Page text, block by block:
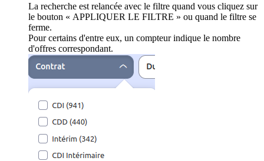
La recherche est relancée avec le filtre quand vous cliquez sur
le bouton « APPLIQUER LE FILTRE » ou quand le filtre se
ferme.
Pour certains d'entre eux, un compteur indique le nombre
d'offres correspondant.